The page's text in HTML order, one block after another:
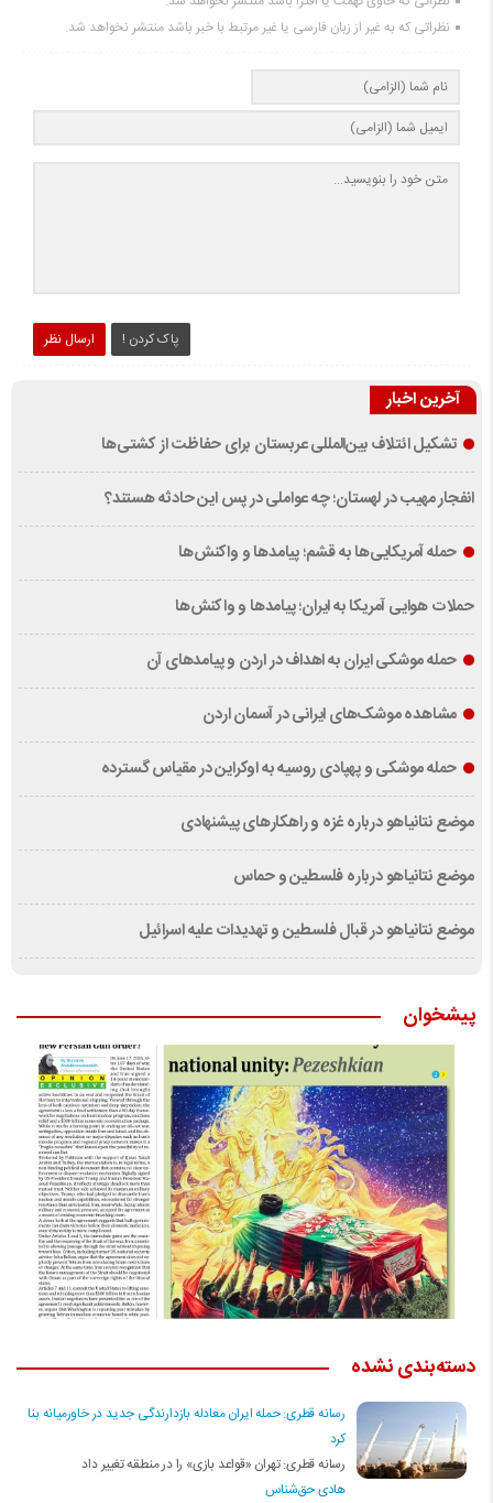
نظراتی که به غیر از زبان فارسی یا غیر مرتبط با خبر باشد منتشر نخواهد شد.
ارسال نظر پاک کردن !
آخرین اخبار
تشکیل ائتلاف بین‌المللی عربستان برای حفاظت از کشتی‌ها
انفجار مهیب در لهستان؛ چه عواملی در پس این حادثه هستند؟
حمله آمریکایی‌ها به قشم؛ پیامدها و واکنش‌ها
حملات هوایی آمریکا به ایران؛ پیامدها و واکنش‌ها
حمله موشکی ایران به اهداف در اردن و پیامدهای آن
مشاهده موشک‌های ایرانی در آسمان اردن
حمله موشکی و پهپادی روسیه به اوکراین در مقیاس گسترده
موضع نتانیاهو درباره غزه و راهکارهای پیشنهادی
موضع نتانیاهو درباره فلسطین و حماس
موضع نتانیاهو در قبال فلسطین و تهدیدات علیه اسرائیل
پیشخوان
دسته‌بندی نشده
رسانه قطری: حمله ایران معادله بازدارندگی جدید در خاورمیانه بنا
کرد
رسانه قطری: تهران «قواعد بازی» را در منطقه تغییر داد
هادی حق‌شناس